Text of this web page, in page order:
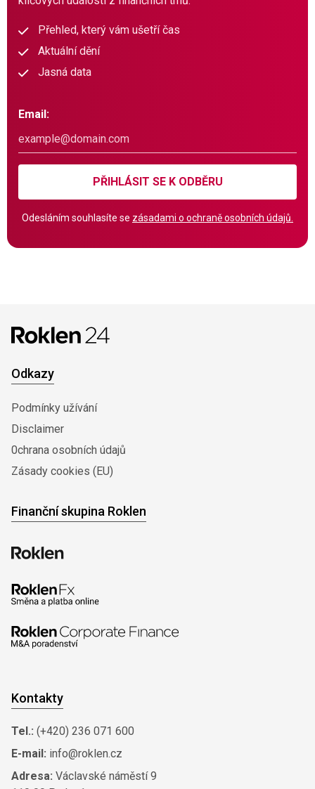
Přehled, který vám ušetří čas
Aktuální dění
Jasná data
Email:
PŘIHLÁSIT SE K ODBĚRU
Odesláním souhlasíte se zásadami o ochraně osobních údajů.
Odkazy
Podmínky užívání
Disclaimer
0chrana osobních údajů
Zásady cookies (EU)
Finanční skupina Roklen
Kontakty
Tel.: (+420) 236 071 600
E-mail: info@roklen.cz
Adresa: Václavské náměstí 9